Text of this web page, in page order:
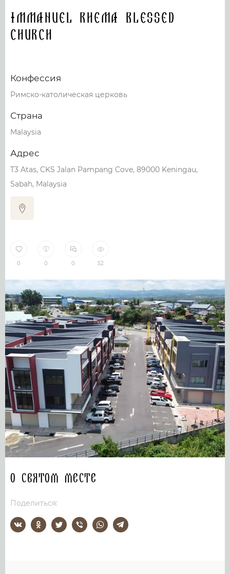
Immanuel Rhema Blessed
Church
Конфессия
Римско-католическая церковь
Страна
Malaysia
Адрес
T3 Atas, CKS Jalan Pampang Cove, 89000 Keningau,
Sabah, Malaysia
0 0 0 52
О святом месте
Поделиться: